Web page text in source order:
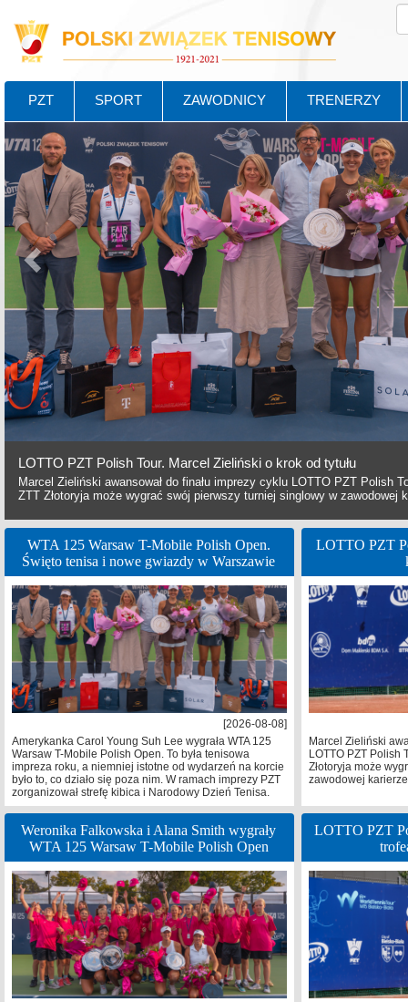
PZT SPORT ZAWODNICY TRENERZY
Poprzedni
LOTTO PZT Polish Tour. Marcel Zieliński o krok od tytułu
Marcel Zieliński awansował do finału imprezy cyklu LOTTO PZT Polish
ZTT Złotoryja może wygrać swój pierwszy turniej singlowy w zawodowej
WTA 125 Warsaw T-Mobile Polish Open.
Święto tenisa i nowe gwiazdy w Warszawie
[2026-08-08]
Amerykanka Carol Young Suh Lee wygrała WTA 125
Warsaw T-Mobile Polish Open. To była tenisowa
impreza roku, a niemniej istotne od wydarzeń na korcie
było to, co działo się poza nim. W ramach imprezy PZT
zorganizował strefę kibica i Narodowy Dzień Tenisa.
LOTTO PZT
Marcel Zieliński
LOTTO PZT Polish
Złotoryja może
zawodowej
Weronika Falkowska i Alana Smith wygrały
WTA 125 Warsaw T-Mobile Polish Open
LOTTO PZT